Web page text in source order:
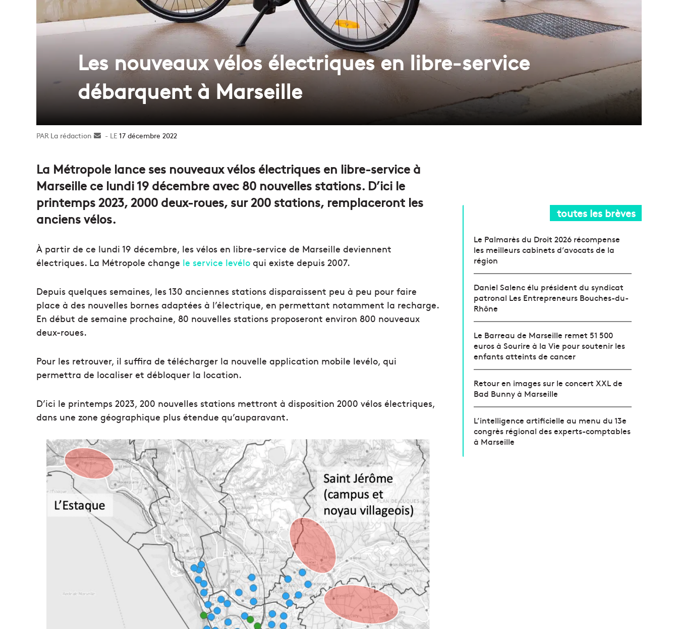
Les nouveaux vélos électriques en libre-service
débarquent à Marseille
La rédaction
Envoyer17 décembre 2022
La Métropole lance ses nouveaux vélos électriques en libre-service à
Marseille ce lundi 19 décembre avec 80 nouvelles stations. D’ici le
printemps 2023, 2000 deux-roues, sur 200 stations, remplaceront les
anciens vélos.
À partir de ce lundi 19 décembre, les vélos en libre-service de Marseille deviennent
électriques. La Métropole change le service levélo qui existe depuis 2007.
Depuis quelques semaines, les 130 anciennes stations disparaissent peu à peu pour faire
place à des nouvelles bornes adaptées à l’électrique, en permettant notamment la recharge.
En début de semaine prochaine, 80 nouvelles stations proposeront environ 800 nouveaux
deux-roues.
Pour les retrouver, il suffira de télécharger la nouvelle application mobile levélo, qui
permettra de localiser et débloquer la location.
D’ici le printemps 2023, 200 nouvelles stations mettront à disposition 2000 vélos électriques,
dans une zone géographique plus étendue qu’auparavant.
toutes les brèves
Le Palmarès du Droit 2026 récompense
les meilleurs cabinets d’avocats de la
région
Daniel Salenc élu président du syndicat
patronal Les Entrepreneurs Bouches-du-
Rhône
Le Barreau de Marseille remet 51 500
euros à Sourire à la Vie pour soutenir les
enfants atteints de cancer
Retour en images sur le concert XXL de
Bad Bunny à Marseille
L’intelligence artificielle au menu du 13e
congrès régional des experts-comptables
à Marseille